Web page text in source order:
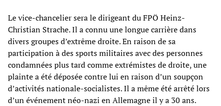
Le vice-chancelier sera le dirigeant du FPÖ Heinz-
Christian Strache. Il a connu une longue carrière dans
divers groupes d’extrême droite. En raison de sa
participation à des sports militaires avec des personnes
condamnées plus tard comme extrémistes de droite, une
plainte a été déposée contre lui en raison d’un soupçon
d’activités nationale-socialistes. Il a même été arrêté lors
d’un événement néo-nazi en Allemagne il y a 30 ans.